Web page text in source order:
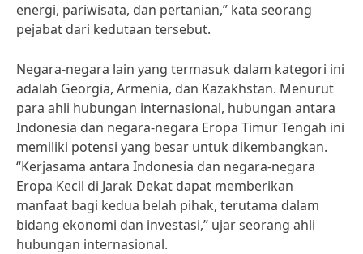
energi, pariwisata, dan pertanian,” kata seorang
pejabat dari kedutaan tersebut.
Negara-negara lain yang termasuk dalam kategori ini
adalah Georgia, Armenia, dan Kazakhstan. Menurut
para ahli hubungan internasional, hubungan antara
Indonesia dan negara-negara Eropa Timur Tengah ini
memiliki potensi yang besar untuk dikembangkan.
“Kerjasama antara Indonesia dan negara-negara
Eropa Kecil di Jarak Dekat dapat memberikan
manfaat bagi kedua belah pihak, terutama dalam
bidang ekonomi dan investasi,” ujar seorang ahli
hubungan internasional.